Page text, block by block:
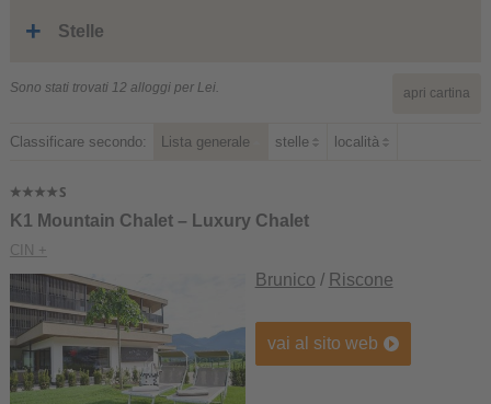
Stelle
apri cartina
Sono stati trovati 12 alloggi per Lei.
Classificare secondo: Lista generale stelle località
K1 Mountain Chalet – Luxury Chalet
CIN +
Brunico / Riscone
vai al sito web